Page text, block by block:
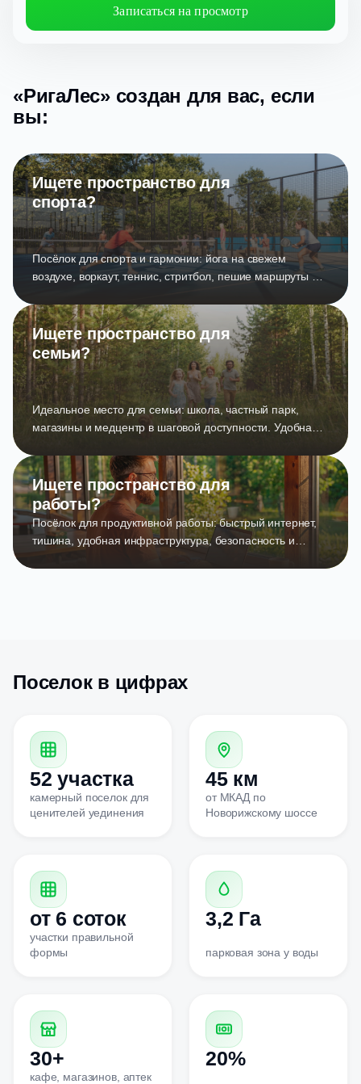
Записаться на просмотр
«РигаЛес» создан для вас, если
вы:
Ищете пространство для
спорта?
Посёлок для спорта и гармонии: йога на свежем
воздухе, воркаут, теннис, стритбол, пешие маршруты и
Ищете пространство для
семьи?
Идеальное место для семьи: школа, частный парк,
магазины и медцентр в шаговой доступности. Удобная
Ищете пространство для
работы?
Посёлок для продуктивной работы: быстрый интернет,
тишина, удобная инфраструктура, безопасность и
Поселок в цифрах
52 участка
камерный поселок для
ценителей уединения
45 км
от МКАД по
Новорижскому шоссе
от 6 соток
участки правильной
формы
3,2 Га
парковая зона у воды
30+
кафе, магазинов, аптек
20%